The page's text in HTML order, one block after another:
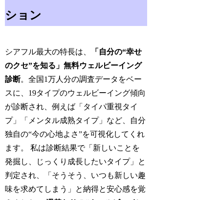
ション
シアフル最大の特長は、
「自分の“幸せ
のクセ”を知る」無料ウェルビーイング
診断。全国1万人分の調査データをベー
スに、19タイプのウェルビーイング傾向
が診断され、例えば「タイパ重視タイ
プ」「メンタル成熟タイプ」など、自分
独自の“今の心地よさ”を可視化してくれ
ます。 私は診断結果で「新しいことを
発掘し、じっくり成長したいタイプ」と
判定され、「そうそう、いつも新しい趣
味を求めてしまう」と納得と安心感を覚